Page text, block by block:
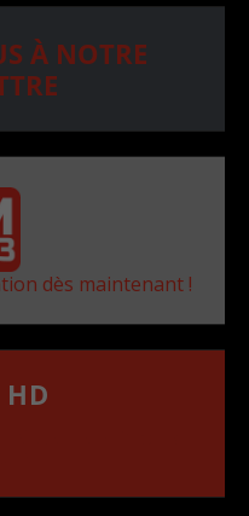
À NOTRE
dès maintenant !